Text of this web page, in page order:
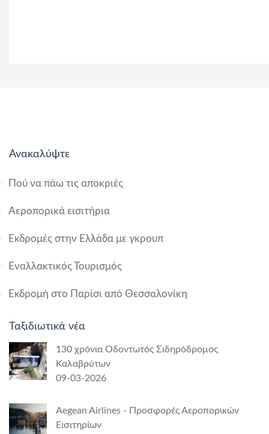
Ανακαλύψτε
Πού να πάω τις αποκριές
Αεροπορικά εισιτήρια
Εκδρομές στην Ελλάδα με γκρουπ
Εναλλακτικός Τουρισμός
Εκδρομή στο Παρίσι από Θεσσαλονίκη
Ταξιδιωτικά νέα
130 χρόνια Οδοντωτός Σιδηρόδρομος
Καλαβρύτων
09-03-2026
Aegean Airlines - Προσφορές Αεροπορικών
Εισιτηρίων